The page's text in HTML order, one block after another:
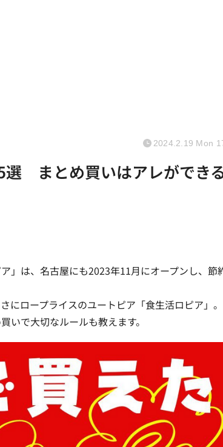
選 まとめ買いはアレができ
2024.2.19 Mon
」は、名古屋にも2023年11月にオープンし、節
ロープライスのユートピア「食生活ロピア」。
いで大切なルールも教えます。